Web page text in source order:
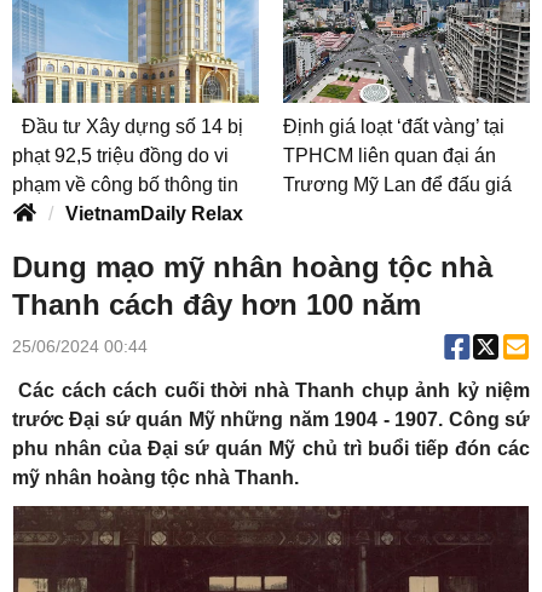
Đầu tư Xây dựng số 14 bị
phạt 92,5 triệu đồng do vi
phạm về công bố thông tin
Định giá loạt ‘đất vàng’ tại
TPHCM liên quan đại án
Trương Mỹ Lan để đấu giá
VietnamDaily Relax
Dung mạo mỹ nhân hoàng tộc nhà
Thanh cách đây hơn 100 năm
25/06/2024 00:44
Các cách cách cuối thời nhà Thanh chụp ảnh kỷ niệm
trước Đại sứ quán Mỹ những năm 1904 - 1907. Công sứ
phu nhân của Đại sứ quán Mỹ chủ trì buổi tiếp đón các
mỹ nhân hoàng tộc nhà Thanh.